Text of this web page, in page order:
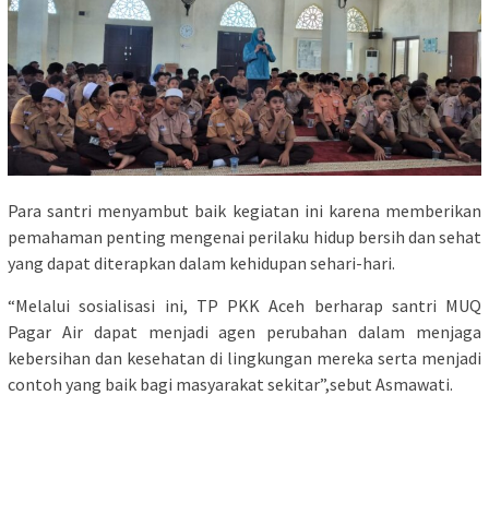
Para santri menyambut baik kegiatan ini karena memberikan
pemahaman penting mengenai perilaku hidup bersih dan sehat
yang dapat diterapkan dalam kehidupan sehari-hari.
“Melalui sosialisasi ini, TP PKK Aceh berharap santri MUQ
Pagar Air dapat menjadi agen perubahan dalam menjaga
kebersihan dan kesehatan di lingkungan mereka serta menjadi
contoh yang baik bagi masyarakat sekitar”,sebut Asmawati.